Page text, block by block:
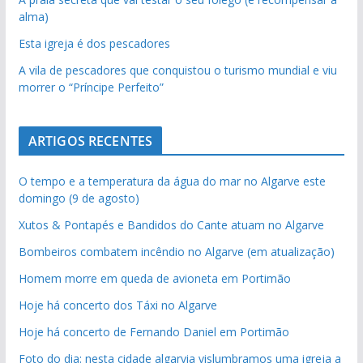
alma)
Esta igreja é dos pescadores
A vila de pescadores que conquistou o turismo mundial e viu
morrer o “Príncipe Perfeito”
ARTIGOS RECENTES
O tempo e a temperatura da água do mar no Algarve este
domingo (9 de agosto)
Xutos & Pontapés e Bandidos do Cante atuam no Algarve
Bombeiros combatem incêndio no Algarve (em atualização)
Homem morre em queda de avioneta em Portimão
Hoje há concerto dos Táxi no Algarve
Hoje há concerto de Fernando Daniel em Portimão
Foto do dia: nesta cidade algarvia vislumbramos uma igreja a